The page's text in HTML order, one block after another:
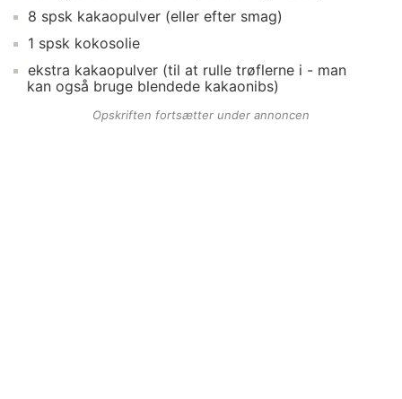
8 spsk kakaopulver (eller efter smag)
1 spsk kokosolie
ekstra kakaopulver (til at rulle trøflerne i - man
kan også bruge blendede kakaonibs)
Opskriften fortsætter under annoncen